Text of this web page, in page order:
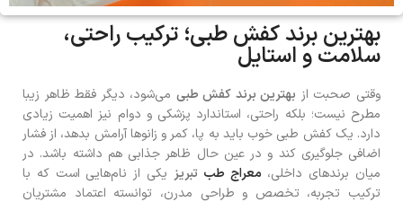
بهترین برند کفش طبی؛ ترکیب راحتی،
سلامت و استایل
وقتی صحبت از بهترین برند کفش طبی می‌شود، دیگر فقط ظاهر زیبا
مطرح نیست؛ بلکه راحتی، استاندارد پزشکی و دوام نیز اهمیت زیادی
دارد. یک کفش طبی خوب باید به پا، کمر و زانوها آرامش بدهد، از فشار
اضافی جلوگیری کند و در عین حال ظاهر جذابی هم داشته باشد. در
میان برندهای داخلی، معراج طب تبریز یکی از نام‌هایی است که با
ترکیب تجربه، تخصص و طراحی مدرن، توانسته اعتماد مشتریان